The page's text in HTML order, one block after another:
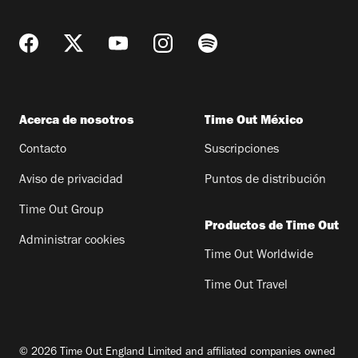
Acerca de nosotros
Contacto
Aviso de privacidad
Time Out Group
Administrar cookies
Time Out México
Suscripciones
Puntos de distribución
Productos de Time Out
Time Out Worldwide
Time Out Travel
© 2026 Time Out England Limited and affiliated companies owned